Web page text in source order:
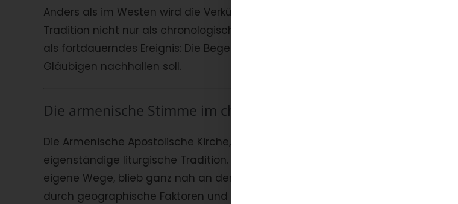
Anders als im Westen wird die Verkündigung – Աւետում (Awetum) – in der
Tradition nicht nur als chronologischer Ausgangspunkt der Heilsgeschichte
als fortdauerndes Ereignis: Die Begegnung des Unendlichen mit dem Endlichen,
Gläubigen nachhallen soll.
Die armenische Stimme im christlichen Chor
Die Armenische Apostolische Kirche, älteste Staatskirche der Welt (301 n.Chr.),
eigenständige liturgische Tradition. Nach dem Konzil von Chalcedon (451) ging
eigene Wege, blieb ganz nah an der apostolischen Tradition. Diese
durch geographische Faktoren und wiederholte Invasion – beförderte die